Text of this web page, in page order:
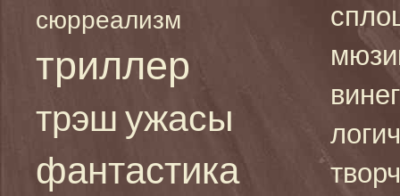
сюрреализм
триллер
трэш ужасы
фантастика